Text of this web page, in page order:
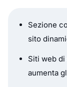
Sezione
sito
Siti web
aumenta